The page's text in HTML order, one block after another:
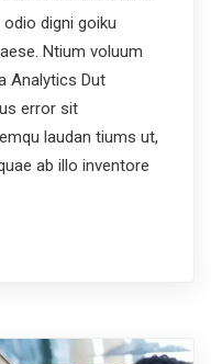
digni goiku
Ntium voluum
Analytics Dut
error sit
laudan tiums ut,
ab illo inventore